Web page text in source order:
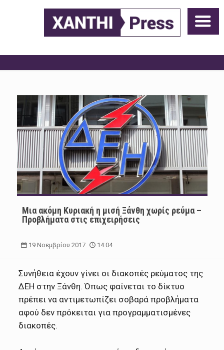
Μια ακόμη Κυριακή η μισή Ξάνθη χωρίς ρεύμα –
Προβλήματα στις επιχειρήσεις
19 Νοεμβρίου 2017 14:04
Συνήθεια έχουν γίνει οι διακοπές ρεύματος της
ΔΕΗ στην Ξάνθη. Όπως φαίνεται το δίκτυο
πρέπει να αντιμετωπίζει σοβαρά προβλήματα
αφού δεν πρόκειται για προγραμματισμένες
διακοπές.